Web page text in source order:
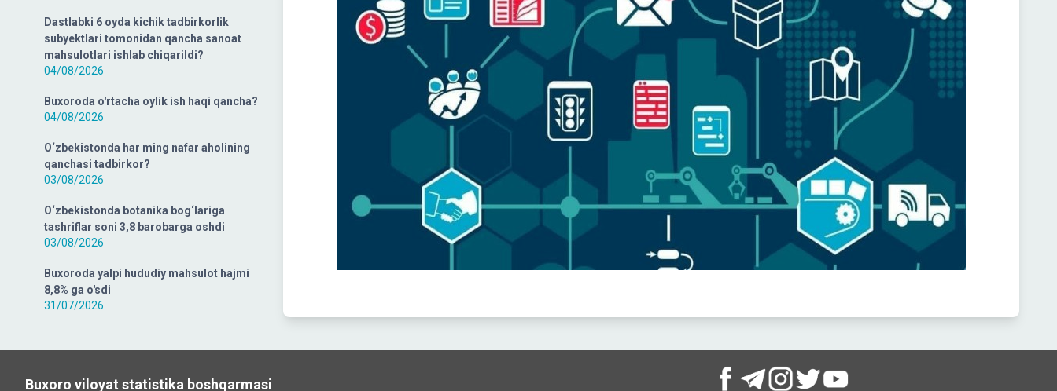
Dastlabki 6 oyda kichik tadbirkorlik
subyektlari tomonidan qancha sanoat
mahsulotlari ishlab chiqarildi?
04/08/2026
Buxoroda o'rtacha oylik ish haqi qancha?
04/08/2026
O‘zbekistonda har ming nafar aholining
qanchasi tadbirkor?
03/08/2026
O‘zbekistonda botanika bog‘lariga
tashriflar soni 3,8 barobarga oshdi
03/08/2026
Buxoroda yalpi hududiy mahsulot hajmi
8,8% ga o'sdi
31/07/2026
Buxoro viloyat statistika boshqarmasi